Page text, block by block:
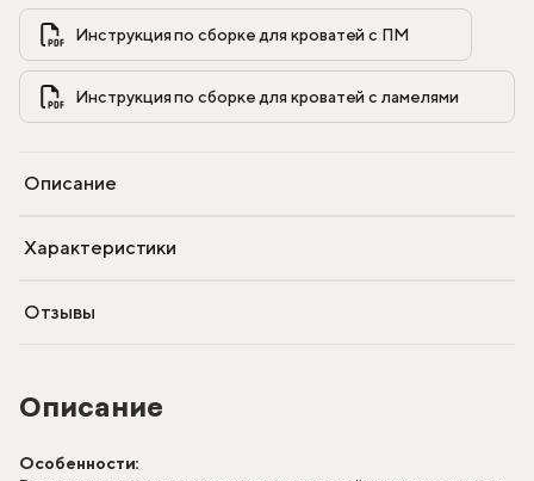
Описание
Особенности:
Инструкция по сборке для кроватей с ПМ
Описание
Характеристики
Отзывы